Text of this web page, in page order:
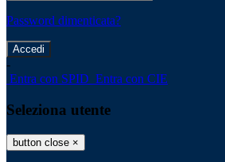
Password dimenticata?
-
Entra con SPID Entra con CIE
Seleziona utente
button close ×